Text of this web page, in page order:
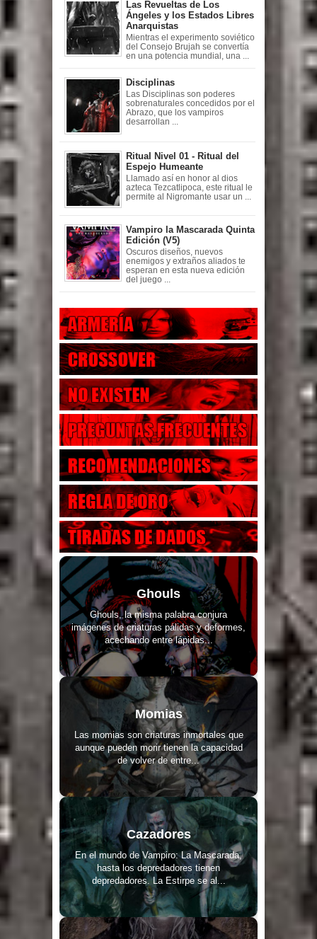
Las Revueltas de Los
Ángeles y los Estados Libres
Anarquistas
Mientras el experimento soviético
del Consejo Brujah se convertía
en una potencia mundial, una ...
Disciplinas
Las Disciplinas son poderes
sobrenaturales concedidos por el
Abrazo, que los vampiros
desarrollan ...
Ritual Nivel 01 - Ritual del
Espejo Humeante
Llamado así en honor al dios
azteca Tezcatlipoca, este ritual le
permite al Nigromante usar un ...
Vampiro la Mascarada Quinta
Edición (V5)
Oscuros diseños, nuevos
enemigos y extraños aliados te
esperan en esta nueva edición
del juego ...
Ghouls
Ghouls, la misma palabra conjura
imágenes de criaturas pálidas y deformes,
acechando entre lápidas...
Momias
Las momias son criaturas inmortales que
aunque pueden morir tienen la capacidad
de volver de entre...
Cazadores
En el mundo de Vampiro: La Mascarada,
hasta los depredadores tienen
depredadores. La Estirpe se al...